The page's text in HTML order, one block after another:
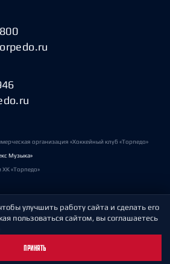
организация «Хоккейный клуб «Торпедо»
Музыка»
«Торпедо»
данных
улучшить работу сайта и сделать его
пользоваться сайтом, вы соглашаетесь
ПРИНЯТЬ